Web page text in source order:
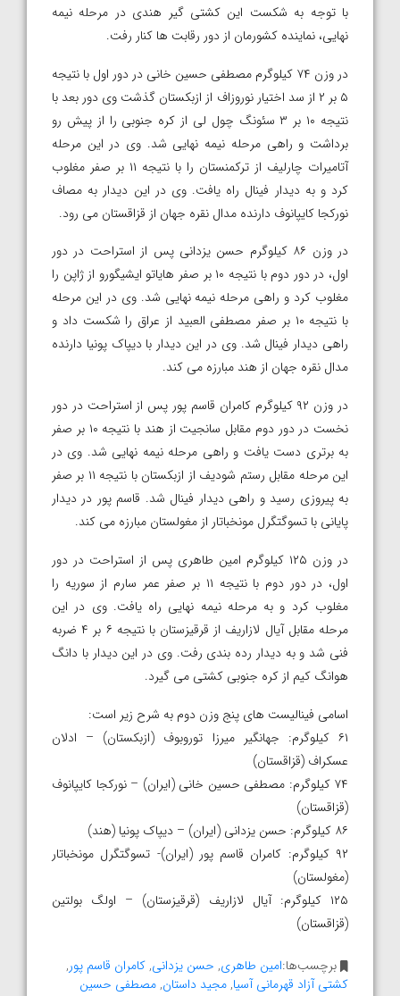
با توجه به شکست این کشتی گیر هندی در مرحله نیمه
نهایی، نماینده کشورمان از دور رقابت ها کنار رفت.
در وزن ۷۴ کیلوگرم مصطفی حسین خانی در دور اول با نتیجه
۵ بر ۲ از سد اختیار نوروزاف از ازبکستان گذشت وی دور بعد با
نتیجه ۱۰ بر ۳ سئونگ چول لی از کره جنوبی را از پیش رو
برداشت و راهی مرحله نیمه نهایی شد. وی در این مرحله
آتامیرات چارلیف از ترکمنستان را با نتیجه ۱۱ بر صفر مغلوب
کرد و به دیدار فینال راه یافت. وی در این دیدار به مصاف
نورکجا کایپانوف دارنده مدال نقره جهان از قزاقستان می رود.
در وزن ۸۶ کیلوگرم حسن یزدانی پس از استراحت در دور
اول، در دور دوم با نتیجه ۱۰ بر صفر هایاتو ایشیگورو از ژاپن را
مغلوب کرد و راهی مرحله نیمه نهایی شد. وی در این مرحله
با نتیجه ۱۰ بر صفر مصطفی العبید از عراق را شکست داد و
راهی دیدار فینال شد. وی در این دیدار با دیپاک پونیا دارنده
مدال نقره جهان از هند مبارزه می کند.
در وزن ۹۲ کیلوگرم کامران قاسم پور پس از استراحت در دور
نخست در دور دوم مقابل سانجیت از هند با نتیجه ۱۰ بر صفر
به برتری دست یافت و راهی مرحله نیمه نهایی شد. وی در
این مرحله مقابل رستم شودیف از ازبکستان با نتیجه ۱۱ بر صفر
به پیروزی رسید و راهی دیدار فینال شد. قاسم پور در دیدار
پایانی با تسوگتگرل مونخباتار از مغولستان مبارزه می کند.
در وزن ۱۲۵ کیلوگرم امین طاهری پس از استراحت در دور
اول، در دور دوم با نتیجه ۱۱ بر صفر عمر سارم از سوریه را
مغلوب کرد و به مرحله نیمه نهایی راه یافت. وی در این
مرحله مقابل آیال لازاریف از قرقیزستان با نتیجه ۶ بر ۴ ضربه
فنی شد و به دیدار رده بندی رفت. وی در این دیدار با دانگ
هوانگ کیم از کره جنوبی کشتی می گیرد.
اسامی فینالیست های پنج وزن دوم به شرح زیر است:
۶۱ کیلوگرم: جهانگیر میرزا توروبوف (ازبکستان) – ادلان
عسکراف (قزاقستان)
۷۴ کیلوگرم: مصطفی حسین خانی (ایران) – نورکجا کایپانوف
(قزاقستان)
۸۶ کیلوگرم: حسن یزدانی (ایران) – دیپاک پونیا (هند)
۹۲ کیلوگرم: کامران قاسم پور (ایران)- تسوگتگرل مونخباتار
(مغولستان)
۱۲۵ کیلوگرم: آیال لازاریف (قرقیزستان) – اولگ بولتین
(قزاقستان)
برچسب‌ها:امین طاهری, حسن یزدانی,کامران قاسم پور,
کشتی آزاد قهرمانی آسیا,مجید داستان,مصطفی حسین